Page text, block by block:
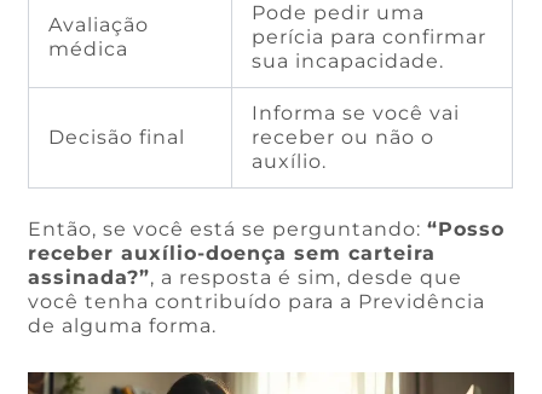
Avaliação
médica
Pode pedir uma
perícia para confirmar
sua incapacidade.
Decisão final
Informa se você vai
receber ou não o
auxílio.
Então, se você está se perguntando:“Posso
receber auxílio-doença sem carteira
assinada?”, a resposta é sim, desde que
você tenha contribuído para a Previdência
de alguma forma.